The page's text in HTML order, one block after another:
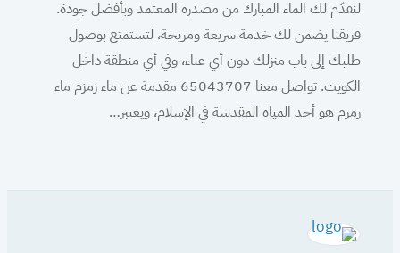
لنقدّم لك الماء المبارك من مصدره المعتمد وبأفضل جودة.
فريقنا يضمن لك خدمة سريعة ومريحة، لتستمتع بوصول
طلبك إلى باب منزلك دون أي عناء، وفي أي منطقة داخل
الكويت. تواصل معنا 65043707 مقدمة عن ماء زمزم ماء
زمزم هو أحد المياه المقدسة في الإسلام، ويعتبر…